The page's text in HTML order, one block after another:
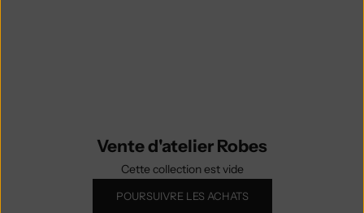
Vente d'atelier Robes
Cette collection est vide
POURSUIVRE LES ACHATS